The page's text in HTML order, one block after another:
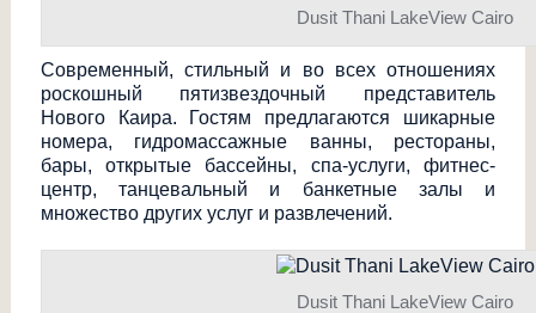
Dusit Thani LakeView Cairo
Современный, стильный и во всех отношениях
роскошный пятизвездочный представитель
Нового Каира. Гостям предлагаются шикарные
номера, гидромассажные ванны, рестораны,
бары, открытые бассейны, спа-услуги, фитнес-
центр, танцевальный и банкетные залы и
множество других услуг и развлечений.
Dusit Thani LakeView Cairo